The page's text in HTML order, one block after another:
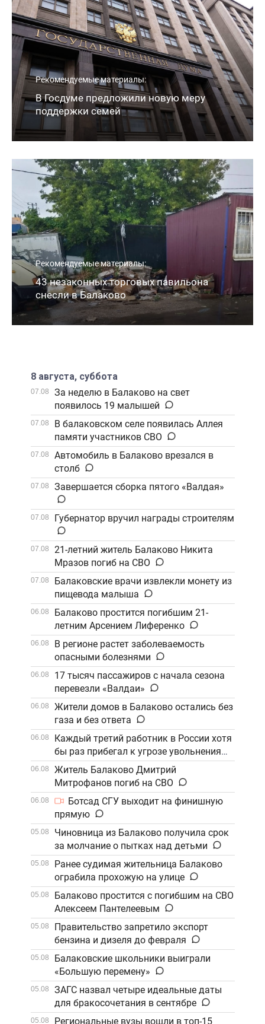
Рекомендуемые материалы:
В Госдуме предложили новую меру
поддержки семей
Рекомендуемые материалы:
43 незаконных торговых павильона
снесли в Балаково
8 августа, суббота
07.08
За неделю в Балаково на свет
появилось 19 малышей
07.08
В балаковском селе появилась Аллея
памяти участников СВО
07.08
Автомобиль в Балаково врезался в
столб
07.08 Завершается сборка пятого «Валдая»
07.08 Губернатор вручил награды строителям
07.08
21-летний житель Балаково Никита
Мразов погиб на СВО
07.08
Балаковские врачи извлекли монету из
пищевода малыша
06.08
Балаково простится погибшим 21-
летним Арсением Лиференко
06.08
В регионе растет заболеваемость
опасными болезнями
06.08
17 тысяч пассажиров с начала сезона
перевезли «Валдаи»
06.08
Жители домов в Балаково остались без
газа и без ответа
06.08
Каждый третий работник в России хотя
бы раз прибегал к угрозе увольнения
06.08
Житель Балаково Дмитрий
Митрофанов погиб на СВО
06.08
Ботсад СГУ выходит на финишную
прямую
05.08
Чиновница из Балаково получила срок
за молчание о пытках над детьми
05.08
Ранее судимая жительница Балаково
ограбила прохожую на улице
05.08
Балаково простится с погибшим на СВО
Алексеем Пантелеевым
05.08
Правительство запретило экспорт
бензина и дизеля до февраля
05.08
Балаковские школьники выиграли
«Большую перемену»
05.08
ЗАГС назвал четыре идеальные даты
для бракосочетания в сентябре
05.08
Региональные вузы вошли в топ-15